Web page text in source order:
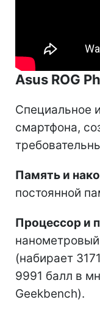
Asus ROG
Специальное
смартфона,
Память и
постоянной
Процессор и
(набирает
9991 балл в
Geekbench).